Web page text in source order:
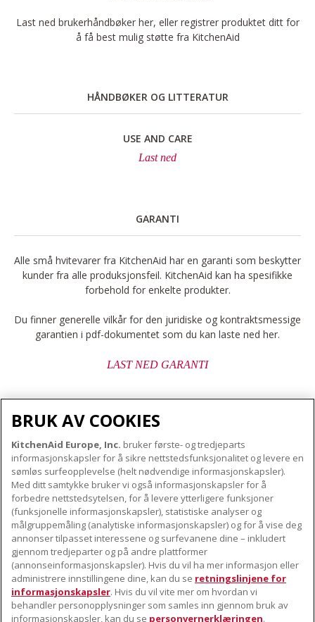
Last ned brukerhåndbøker her, eller registrer produktet ditt for
å få best mulig støtte fra KitchenAid
HÅNDBØKER OG LITTERATUR
USE AND CARE
Last ned
GARANTI
Alle små hvitevarer fra KitchenAid har en garanti som beskytter
kunder fra alle produksjonsfeil. KitchenAid kan ha spesifikke
forbehold for enkelte produkter.
Du finner generelle vilkår for den juridiske og kontraktsmessige
garantien i pdf-dokumentet som du kan laste ned her.
LAST NED GARANTI
OM KITCHENAID
Merkets kjerne
Merkehistorie
ODR
VÅRE PRODUKTER
Små apparater
Produkttilbehør
KUNDESERVICE
Finn et servicesenter nær deg
Garanti og dokumenter
Kontaktinformasjon
FØLG OSS
BRUK AV COOKIES
KitchenAid Europe, Inc. bruker første- og tredjeparts
informasjonskapsler for å sikre nettstedsfunksjonalitet og levere en
sømløs surfeopplevelse (helt nødvendige informasjonskapsler).
Med ditt samtykke bruker vi også informasjonskapsler for å
forbedre nettstedsytelsen, for å levere ytterligere funksjoner
(funksjonelle informasjonskapsler), statistiske analyser og
målgruppemåling (analytiske informasjonskapsler) og for å vise deg
annonser tilpasset interessene og surfevanene dine – inkludert
gjennom tredjeparter og på andre plattformer
(annonseinformasjonskapsler). Hvis du vil ha mer informasjon eller
administrere innstillingene dine, kan du se retningslinjene for
informasjonskapsler. Hvis du vil vite mer om hvordan vi
behandler personopplysninger som samles inn gjennom bruk av
informasjonskapsler, kan du se personvernerklæringen.